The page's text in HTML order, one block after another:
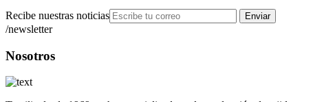
Recibe nuestras noticias Enviar
/newsletter
Nosotros